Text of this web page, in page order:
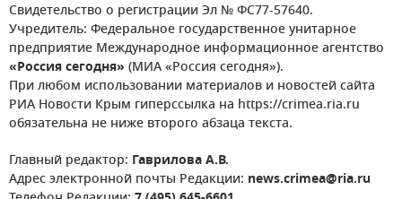
Свидетельство о регистрации Эл № ФС77-57640.
Учредитель: Федеральное государственное унитарное
предприятие Международное информационное агентство
«Россия сегодня» (МИА «Россия сегодня»).
При любом использовании материалов и новостей сайта
РИА Новости Крым гиперссылка на https://crimea.ria.ru
обязательна не ниже второго абзаца текста.
Главный редактор: Гаврилова А.В.
Адрес электронной почты Редакции: news.crimea@ria.ru